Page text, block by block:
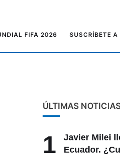
FIFA 2026 SUSCRÍBETE A
ÚLTIMAS
1
Javier Milei
Ecuador.